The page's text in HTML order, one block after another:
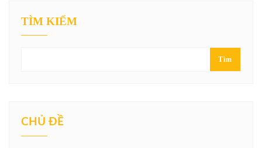
TÌM KIẾM
Tìm
CHỦ ĐỀ